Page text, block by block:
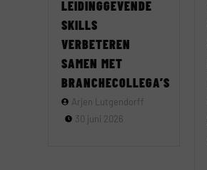
LEIDINGGEVENDE
SKILLS
VERBETEREN
SAMEN MET
BRANCHECOLLEGA’S
Arjen Lutgendorff
30 juni 2026